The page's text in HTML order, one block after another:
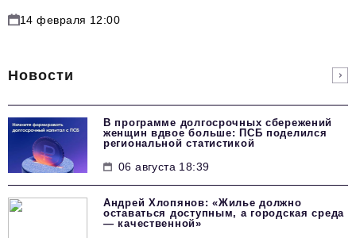
14 февраля 12:00
Новости
В программе долгосрочных сбережений
женщин вдвое больше: ПСБ поделился
региональной статистикой
06 августа 18:39
Андрей Хлопянов: «Жилье должно
оставаться доступным, а городская среда
— качественной»